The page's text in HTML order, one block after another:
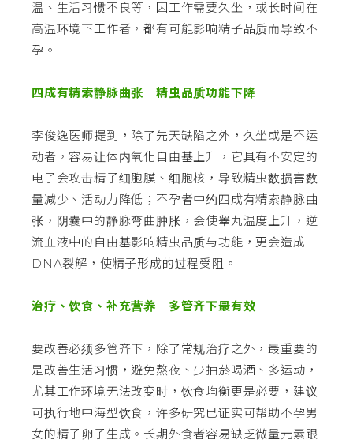
温、生活习惯不良等，因工作需要久坐，或长时间在
高温环境下工作者，都有可能影响精子品质而导致不
孕。
四成有精索静脉曲张 精虫品质功能下降
李俊逸医师提到，除了先天缺陷之外，久坐或是不运
动者，容易让体内氧化自由基上升，它具有不安定的
电子会攻击精子细胞膜、细胞核，导致精虫数损害数
量减少、活动力降低；不孕者中约四成有精索静脉曲
张，阴囊中的静脉弯曲肿胀，会使睾丸温度上升，逆
流血液中的自由基影响精虫品质与功能，更会造成
DNA裂解，使精子形成的过程受阻。
治疗、饮食、补充营养 多管齐下最有效
要改善必须多管齐下，除了常规治疗之外，最重要的
是改善生活习惯，避免熬夜、少抽菸喝酒、多运动，
尤其工作环境无法改变时，饮食均衡更是必要，建议
可执行地中海型饮食，许多研究已证实可帮助不孕男
女的精子卵子生成。长期外食者容易缺乏微量元素跟